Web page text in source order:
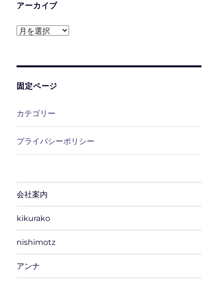
アーカイブ
ア
ブ
固定ページ
カテゴリー
プライバシーポリシー
会社案内
kikurako
nishimotz
アンナ